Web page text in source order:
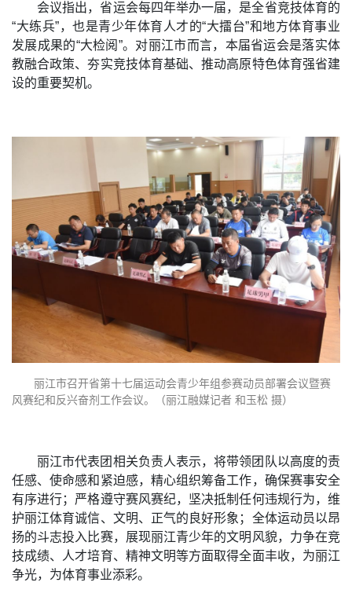
会议指出，省运会每四年举办一届，是全省竞技体育的
“大练兵”，也是青少年体育人才的“大擂台”和地方体育事业
发展成果的“大检阅”。对丽江市而言，本届省运会是落实体
教融合政策、夯实竞技体育基础、推动高原特色体育强省建
设的重要契机。
丽江市召开省第十七届运动会青少年组参赛动员部署会议暨赛
风赛纪和反兴奋剂工作会议。（丽江融媒记者 和玉松 摄）
丽江市代表团相关负责人表示，将带领团队以高度的责
任感、使命感和紧迫感，精心组织筹备工作，确保赛事安全
有序进行；严格遵守赛风赛纪，坚决抵制任何违规行为，维
护丽江体育诚信、文明、正气的良好形象；全体运动员以昂
扬的斗志投入比赛，展现丽江青少年的文明风貌，力争在竞
技成绩、人才培育、精神文明等方面取得全面丰收，为丽江
争光，为体育事业添彩。